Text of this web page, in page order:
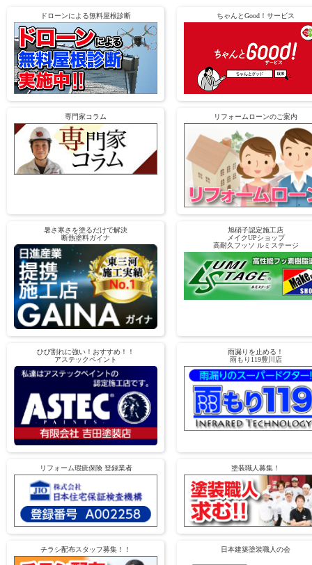
ドローンによる無料屋根診断 ちゃんとGood！サービス
専門家コラム リフォームローンのご案内
暑さ寒さを塗るだけで解決
断熱塗料ガイナ
旭硝子認定施工店
メイクUPショップ
高耐久フッソ ルミステージ
ひび割れに強い！おすすめ！！
アステックペイント
雨漏りを止める！
雨もり119豊川店
リフォーム瑕疵保険 登録業者 塗装職人募集！
チラシ配布スタッフ募集！！ 日本建築塗装職人の会